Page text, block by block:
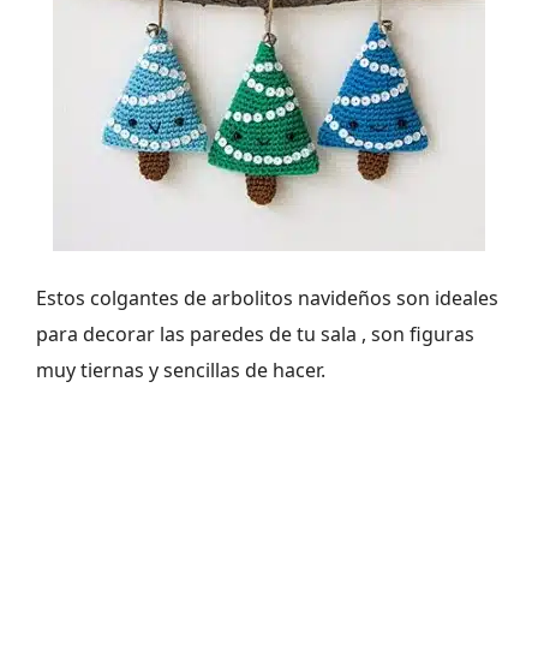
Estos colgantes de arbolitos navideños son ideales
para decorar las paredes de tu sala , son figuras
muy tiernas y sencillas de hacer.